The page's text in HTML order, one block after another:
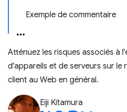
Exemple de commentaire
Atténuez les risques associés à
d'appareils et de serveurs sur le
client au Web en général.
Eiji Kitamura